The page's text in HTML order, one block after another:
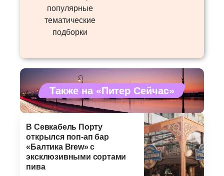
популярные
тематические
подборки
Также на «Питер Сейчас»
В Севкабель Порту
открылся поп-ап бар
«Балтика Brew» с
эксклюзивными сортами
пива